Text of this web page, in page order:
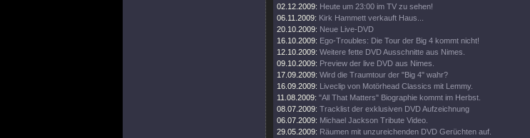
02.12.2009: Heute um 23:00 im TV zu sehen!
06.11.2009: Kirk Hammett verkauft Haus...
20.10.2009: Neue Live-DVD
16.10.2009: Ego-Troubles: Die Tour der Big 4 kommt nicht!
12.10.2009: Weitere fette DVD Ausschnitte aus Nimes.
09.10.2009: Preview der live DVD aus Nimes.
17.09.2009: Wird die Traumtour der "Big 4" wahr?
16.09.2009: Liveclip von Motörhead Classics mit Lemmy.
11.08.2009: "All That Matters" Biographie kommt im Herbst.
08.07.2009: Tracklist der exklusiven DVD Aufzeichnung
06.07.2009: Michael Jackson Tribute Video.
29.05.2009: Räumen mit unzureichenden DVD Gerüchten auf.